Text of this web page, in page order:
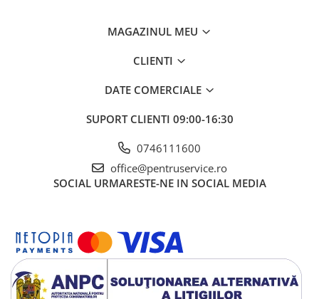
MAGAZINUL MEU
CLIENTI
DATE COMERCIALE
SUPORT CLIENTI 09:00-16:30
0746111600
office@pentruservice.ro
SOCIAL URMARESTE-NE IN SOCIAL MEDIA